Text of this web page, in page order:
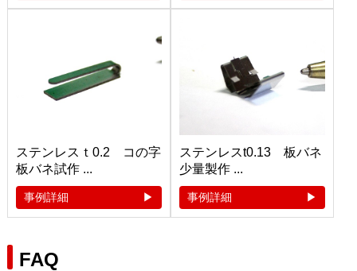
ステンレスｔ0.2 コの字
板バネ試作 ...
事例詳細
ステンレスt0.13 板バネ
少量製作 ...
事例詳細
FAQ